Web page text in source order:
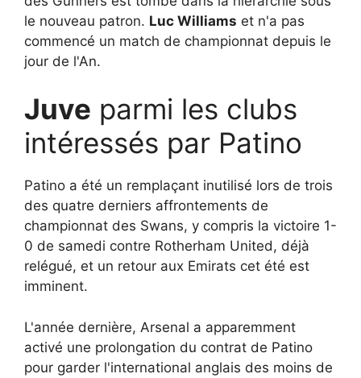
le nouveau patron. Luc Williams et n'a pas
commencé un match de championnat depuis le
jour de l'An.
Juve parmi les clubs
intéressés par Patino
Patino a été un remplaçant inutilisé lors de trois
des quatre derniers affrontements de
championnat des Swans, y compris la victoire 1-
0 de samedi contre Rotherham United, déjà
relégué, et un retour aux Emirats cet été est
imminent.
L'année dernière, Arsenal a apparemment
activé une prolongation du contrat de Patino
pour garder l'international anglais des moins de